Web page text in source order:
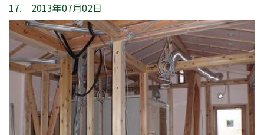
17. 2013年07月02日